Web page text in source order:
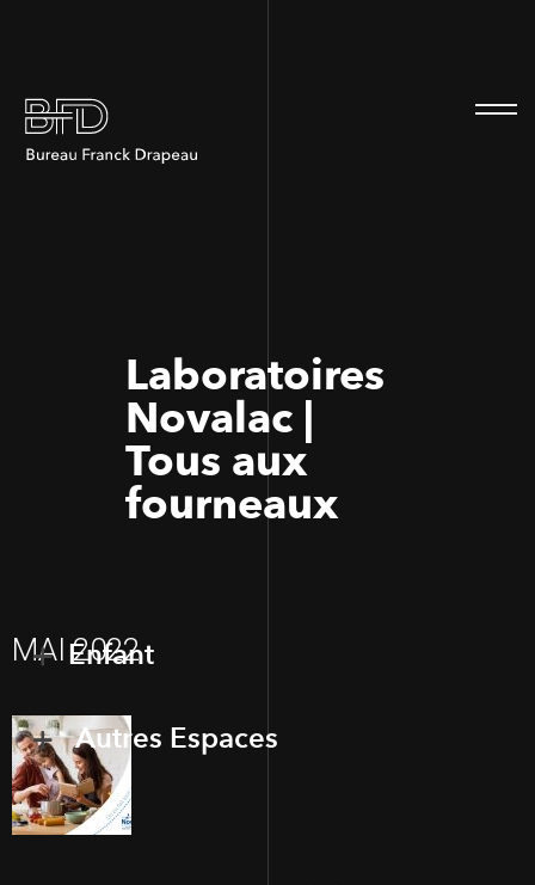
Laboratoires
Novalac |
Tous aux
fourneaux
MAI 2022
Enfant
Autres Espaces